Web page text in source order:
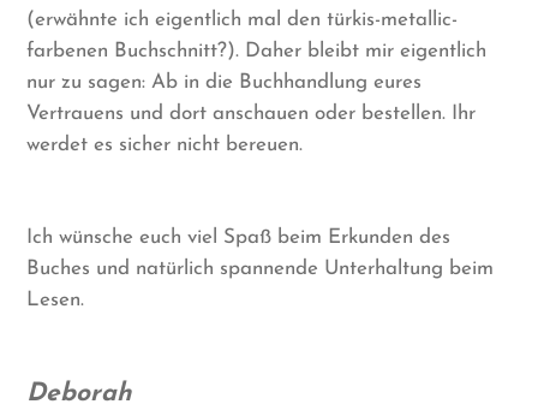
(erwähnte ich eigentlich mal den türkis-metallic-
farbenen Buchschnitt?). Daher bleibt mir eigentlich
nur zu sagen: Ab in die Buchhandlung eures
Vertrauens und dort anschauen oder bestellen. Ihr
werdet es sicher nicht bereuen.
Ich wünsche euch viel Spaß beim Erkunden des
Buches und natürlich spannende Unterhaltung beim
Lesen.
Deborah